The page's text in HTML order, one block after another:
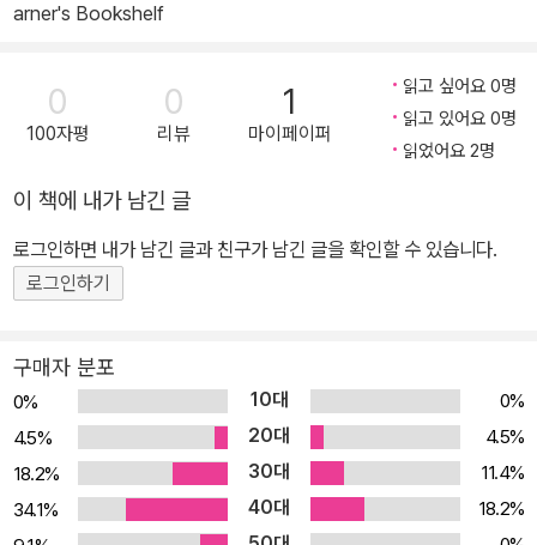
arner's Bookshelf
0
100자평
0
리뷰
1
마이페이퍼
읽고 싶어요 0명
읽고 있어요 0명
읽었어요 2명
이 책에 내가 남긴 글
로그인하면 내가 남긴 글과 친구가 남긴 글을 확인할 수 있습니다.
로그인하기
구매자 분포
0% 10대
0%
4.5%
20대
4.5%
18.2%
30대
11.4%
34.1%
40대
18.2%